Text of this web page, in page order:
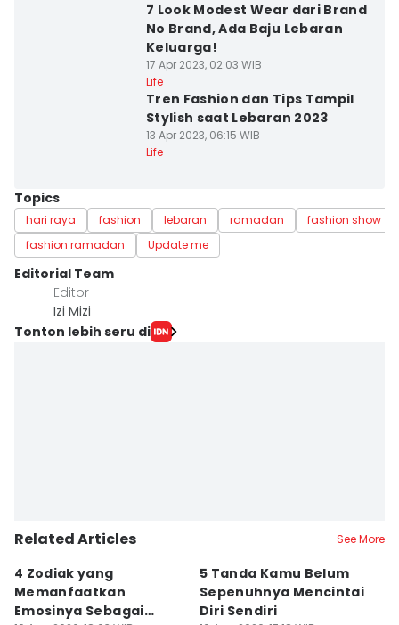
7 Look Modest Wear dari Brand
No Brand, Ada Baju Lebaran
Keluarga!
17 Apr 2023, 02:03 WIB
Life
Tren Fashion dan Tips Tampil
Stylish saat Lebaran 2023
13 Apr 2023, 06:15 WIB
Life
Topics
hari raya fashion lebaran ramadan
fashion show
fashion ramadan
Update me
Editorial Team
Editor
Izi Mizi
Tonton lebih seru di
Related Articles See More
4 Zodiak yang
Memanfaatkan
Emosinya Sebagai
5 Tanda Kamu Belum
Sepenuhnya Mencintai
Diri Sendiri